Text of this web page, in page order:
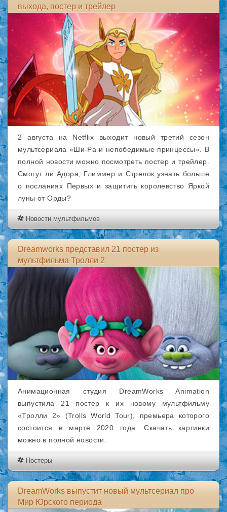
выхода, постер и трейлер
2 августа на Netflix выходит новый третий сезон
мультсериала «Ши-Ра и непобедимые принцессы». В
полной новости можно посмотреть постер и трейлер.
Смогут ли Адора, Глиммер и Стрелок узнать больше
о посланиях Первых и защитить королевство Яркой
луны от Орды?
Новости мультфильмов
Dreamworks представил 21 постер из
мультфильма Тролли 2
Анимационная студия DreamWorks Animation
выпустила 21 постер к их новому мультфильму
«Тролли 2» (Trolls World Tour), премьера которого
состоится в марте 2020 года. Скачать картинки
можно в полной новости.
Постеры
DreamWorks выпустит новый мультсериал про
Мир Юрского периода